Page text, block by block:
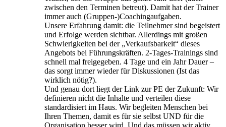
zwischen den Terminen betreut). Damit hat der Trainer
immer auch (Gruppen-)Coachingaufgaben.
Unsere Erfahrung damit: die Teilnehmer sind begeistert
und Erfolge werden sichtbar. Allerdings mit großen
Schwierigkeiten bei der „Verkaufsbarkeit“ dieses
Angebots bei Führungskräften. 2-Tages-Trainings sind
schnell mal freigegeben. 4 Tage und ein Jahr Dauer –
das sorgt immer wieder für Diskussionen (Ist das
wirklich nötig?).
Und genau dort liegt der Link zur PE der Zukunft: Wir
definieren nicht die Inhalte und verteilen diese
standardisiert im Haus. Wir begleiten Menschen bei
Ihren Themen, damit es für sie selbst UND für die
Organisation besser wird. Und das müssen wir aktiv